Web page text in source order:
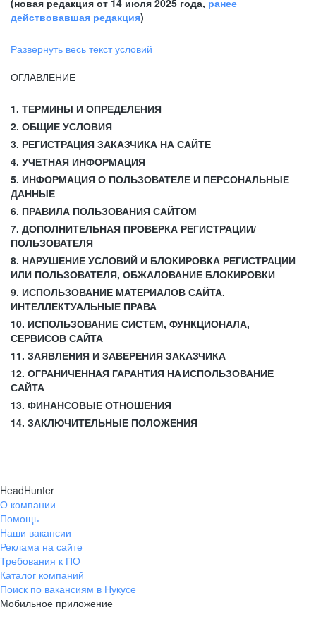
(новая редакция от 14 июля 2025 года, ранее
действовавшая редакция)
Развернуть весь текст условий
ОГЛАВЛЕНИЕ
1. ТЕРМИНЫ И ОПРЕДЕЛЕНИЯ
2. ОБЩИЕ УСЛОВИЯ
3. РЕГИСТРАЦИЯ ЗАКАЗЧИКА НА САЙТЕ
4. УЧЕТНАЯ ИНФОРМАЦИЯ
5. ИНФОРМАЦИЯ О ПОЛЬЗОВАТЕЛЕ И ПЕРСОНАЛЬНЫЕ
ДАННЫЕ
6. ПРАВИЛА ПОЛЬЗОВАНИЯ САЙТОМ
7. ДОПОЛНИТЕЛЬНАЯ ПРОВЕРКА РЕГИСТРАЦИИ/
ПОЛЬЗОВАТЕЛЯ
8. НАРУШЕНИЕ УСЛОВИЙ И БЛОКИРОВКА РЕГИСТРАЦИИ
ИЛИ ПОЛЬЗОВАТЕЛЯ, ОБЖАЛОВАНИЕ БЛОКИРОВКИ
9. ИСПОЛЬЗОВАНИЕ МАТЕРИАЛОВ САЙТА.
ИНТЕЛЛЕКТУАЛЬНЫЕ ПРАВА
10. ИСПОЛЬЗОВАНИЕ СИСТЕМ, ФУНКЦИОНАЛА,
СЕРВИСОВ САЙТА
11. ЗАЯВЛЕНИЯ И ЗАВЕРЕНИЯ ЗАКАЗЧИКА
12. ОГРАНИЧЕННАЯ ГАРАНТИЯ НА ИСПОЛЬЗОВАНИЕ
САЙТА
13. ФИНАНСОВЫЕ ОТНОШЕНИЯ
14. ЗАКЛЮЧИТЕЛЬНЫЕ ПОЛОЖЕНИЯ
HeadHunter
О компании
Помощь
Наши вакансии
Реклама на сайте
Требования к ПО
Каталог компаний
Поиск по вакансиям в Нукусе
Мобильное приложение